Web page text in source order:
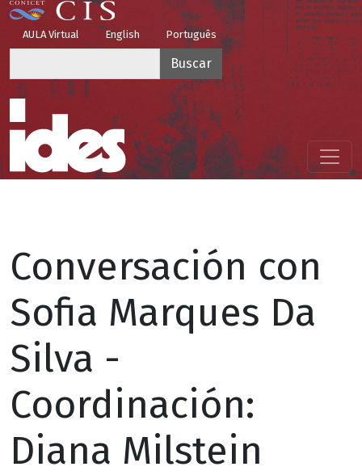
Pasar al contenido principal
Top Menu
AULA Virtual English Português
Menú principal
Conversación con
Sofia Marques Da
Silva -
Coordinación:
Diana Milstein